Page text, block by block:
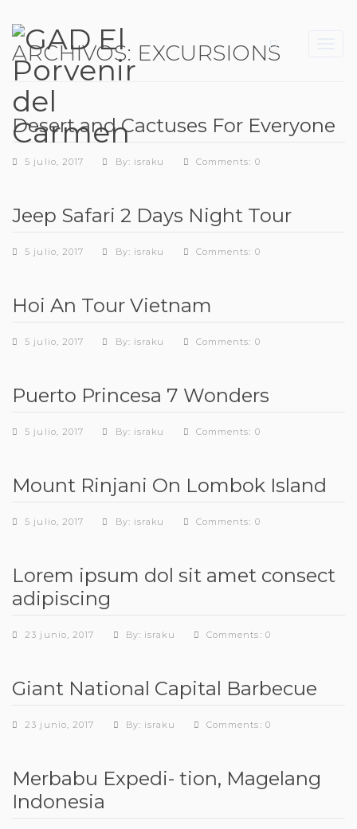
ARCHIVOS: EXCURSIONS
Desert and Cactuses For Everyone
5 julio, 2017 By: israku Comments: 0
Jeep Safari 2 Days Night Tour
5 julio, 2017 By: israku Comments: 0
Hoi An Tour Vietnam
5 julio, 2017 By: israku Comments: 0
Puerto Princesa 7 Wonders
5 julio, 2017 By: israku Comments: 0
Mount Rinjani On Lombok Island
5 julio, 2017 By: israku Comments: 0
Lorem ipsum dol sit amet consect
adipiscing
23 junio, 2017 By: israku Comments: 0
Giant National Capital Barbecue
23 junio, 2017 By: israku Comments: 0
Merbabu Expedi- tion, Magelang
Indonesia